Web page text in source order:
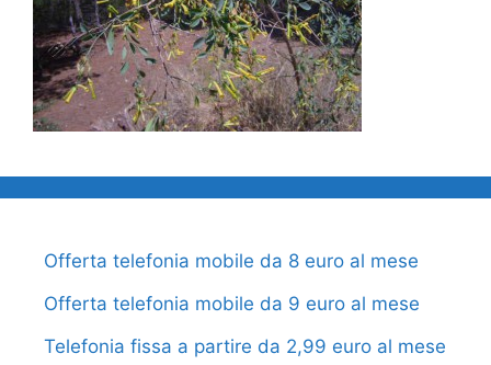
Offerta telefonia mobile da 8 euro al mese
Offerta telefonia mobile da 9 euro al mese
Telefonia fissa a partire da 2,99 euro al mese